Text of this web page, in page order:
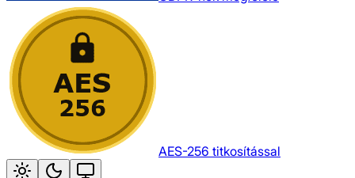
AES-256 titkosítással